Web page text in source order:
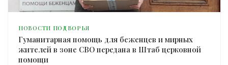
НОВОСТИ ПОДВОРЬЯ
Гуманитарная помощь для беженцев и мирных
жителей в зоне СВО передана в Штаб церковной
помощи